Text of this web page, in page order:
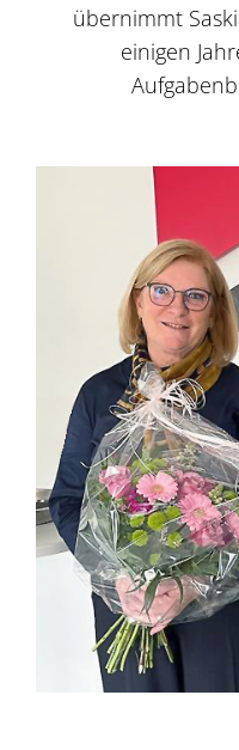
übernimmt
einigen